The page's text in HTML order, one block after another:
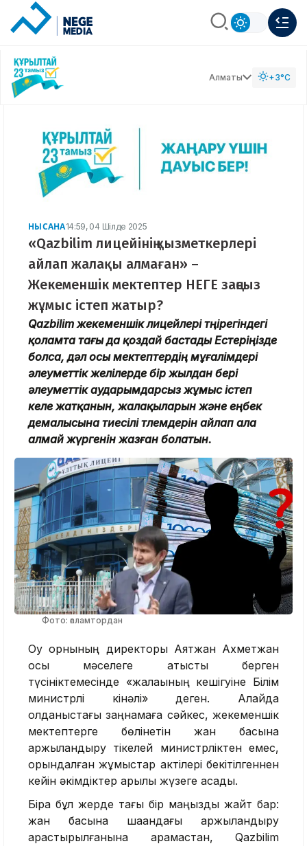
Алматы +3°C
НЫСАНА14:59, 04 Шілде 2025
«Qazbilim лицейінің қызметкерлері
айлап жалақы алмаған» –
Жекеменшік мектептер НЕГЕ заңсыз
жұмыс істеп жатыр?
Qazbilim жекеменшік лицейлері төңірегіндегі
қоламта тағы да қоздай бастады Естеріңізде
болса, дәл осы мектептердің мұғалімдері
әлеуметтік желілерде бір жылдан бері
әлеуметтік аударымдарсыз жұмыс істеп
келе жатқанын, жалақыларын және еңбек
демалысына тиесілі төлемдерін айлап ала
алмай жүргенін жазған болатын.
Фото: ғаламтордан
Оқу орнының директоры Аятжан Ахметжан
осы мәселеге қатысты берген
түсініктемесінде «жалақының кешігуіне Білім
министрлі кінәлі» деген. Алайда
қолданыстағы заңнамаға сәйкес, жекеменшік
мектептерге бөлінетін жан басына
қаржыландыру тікелей министрліктен емес,
орындалған жұмыстар актілері бекітілгеннен
кейін әкімдіктер арқылы жүзеге асады.
Бірақ бұл жерде тағы бір маңызды жайт бар:
жан басына шаққандағы қаржыландыру
қарастырылғанына қарамастан, Qazbilim